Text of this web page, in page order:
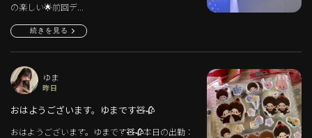
の楽しい🌟前回デ...
続きを見る
ゆま
昨日
おはようございます。ゆまです🧸🥀
おはようございます。ゆまです🧸🥀本日の出勤：